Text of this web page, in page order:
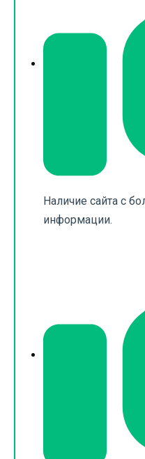
Наличие сайта с
информации.